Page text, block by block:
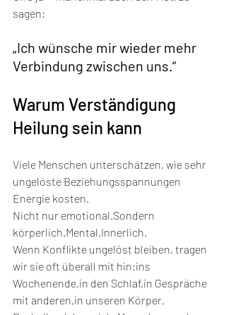
sagen:
„Ich wünsche mir wieder mehr
Verbindung zwischen uns.“
Warum Verständigung
Heilung sein kann
Viele Menschen unterschätzen, wie sehr
ungelöste Beziehungsspannungen
Energie kosten.
Nicht nur emotional.Sondern
körperlich.Mental.Innerlich.
Wenn Konflikte ungelöst bleiben, tragen
wir sie oft überall mit hin:ins
Wochenende,in den Schlaf,in Gespräche
mit anderen,in unseren Körper.